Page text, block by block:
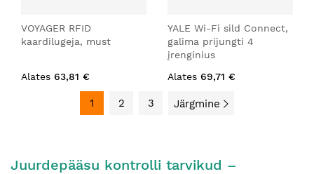
VOYAGER RFID
kaardilugeja, must
Alates 63,81 €
YALE Wi-Fi sild Connect,
galima prijungti 4
įrenginius
Alates 69,71 €
1 2 3 Järgmine
Juurdepääsu kontrolli tarvikud –